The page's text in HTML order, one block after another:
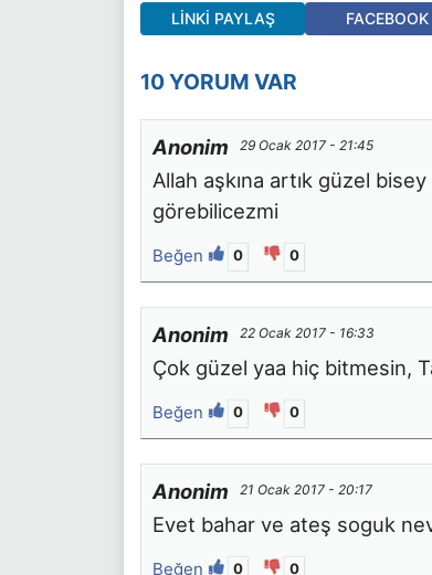
LINKI PAYLAŞ FACEBOOK
10 YORUM VAR
Anonim 29 Ocak 2017 - 21:45
Allah aşkına artık güzel
görebilicezmi
Beğen 0 0
Anonim 22 Ocak 2017 - 16:33
Çok güzel yaa hiç bitmesin,
Beğen 0 0
Anonim 21 Ocak 2017 - 20:17
Evet bahar ve ateş soguk
Beğen 0 0